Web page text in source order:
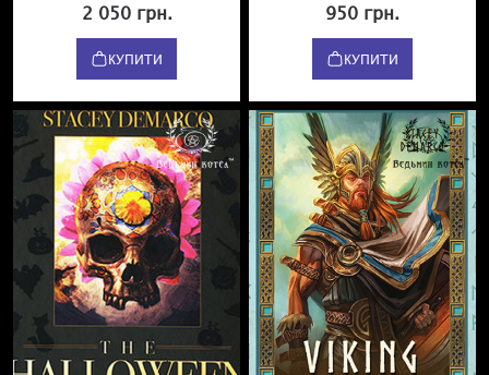
2 050 грн.
КУПИТИ
950 грн.
КУПИТИ